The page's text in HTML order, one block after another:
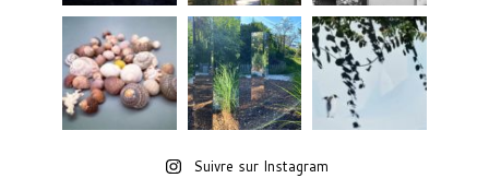
Suivre sur Instagram